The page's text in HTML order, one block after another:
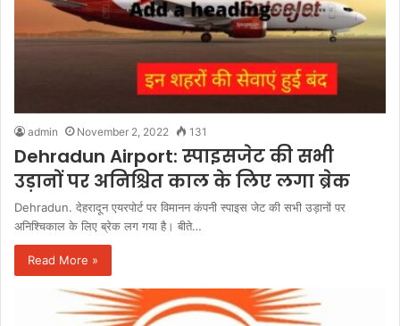
admin November 2, 2022 131
Dehradun Airport: स्पाइसजेट की सभी
उड़ानों पर अनिश्चित काल के लिए लगा ब्रेक
Dehradun. देहरादून एयरपोर्ट पर विमानन कंपनी स्पाइस जेट की सभी उड़ानों पर
अनिश्चिकाल के लिए ब्रेक लग गया है। बीते…
Read More »